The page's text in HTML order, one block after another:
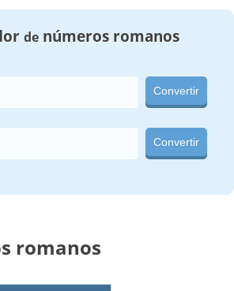
denúmeros romanos
Convertir
Convertir
romanos